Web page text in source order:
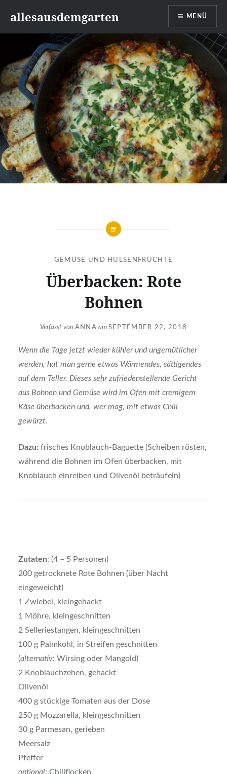
Inhaltallesausdemgarten MENÜ
GEMÜSE UND HÜLSENFRÜCHTE
Überbacken: Rote
Bohnen
Verfasst von ANNA am SEPTEMBER 22, 2018
Wenn die Tage jetzt wieder kühler und ungemütlicher
werden, hat man gerne etwas Wärmendes, sättigendes
auf dem Teller. Dieses sehr zufriedenstellende Gericht
aus Bohnen und Gemüse wird im Ofen mit cremigem
Käse überbacken und, wer mag, mit etwas Chili
gewürzt.
Dazu: frisches Knoblauch-Baguette (Scheiben rösten,
während die Bohnen im Ofen überbacken, mit
Knoblauch einreiben und Olivenöl beträufeln)
Zutaten: (4 – 5 Personen)
200 getrocknete Rote Bohnen (über Nacht
eingeweicht)
1 Zwiebel, kleingehackt
1 Möhre, kleingeschnitten
2 Selleriestangen, kleingeschnitten
100 g Palmkohl, in Streifen geschnitten
(alternativ: Wirsing oder Mangold)
2 Knoblauchzehen, gehackt
Olivenöl
400 g stückige Tomaten aus der Dose
250 g Mozzarella, kleingeschnitten
30 g Parmesan, gerieben
Meersalz
Pfeffer
optional: Chiliflocken